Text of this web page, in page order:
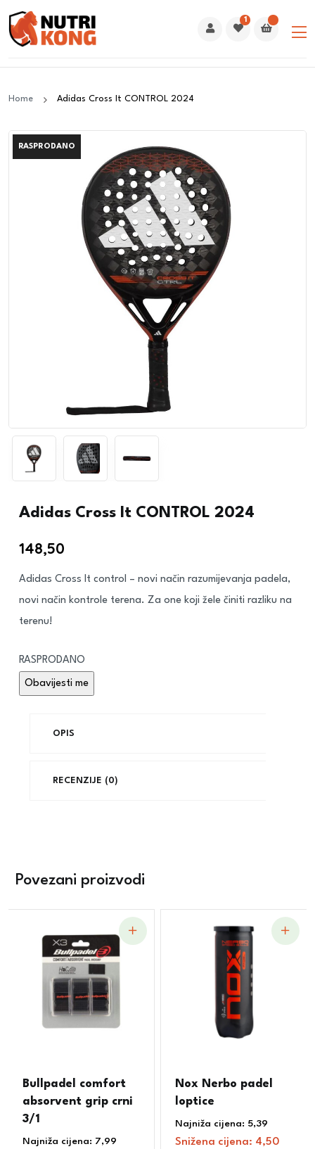
1
Home Adidas Cross It CONTROL 2024
RASPRODANO
Adidas Cross It CONTROL 2024
148,50
Adidas Cross It control – novi način razumijevanja padela,
novi način kontrole terena. Za one koji žele činiti razliku na
terenu!
RASPRODANO
OPIS
RECENZIJE (0)
Povezani proizvodi
Bullpadel comfort
absorvent grip crni
3/1
Najniža cijena: 7,99
Nox Nerbo padel
loptice
Najniža cijena: 5,39
Snižena cijena: 4,50